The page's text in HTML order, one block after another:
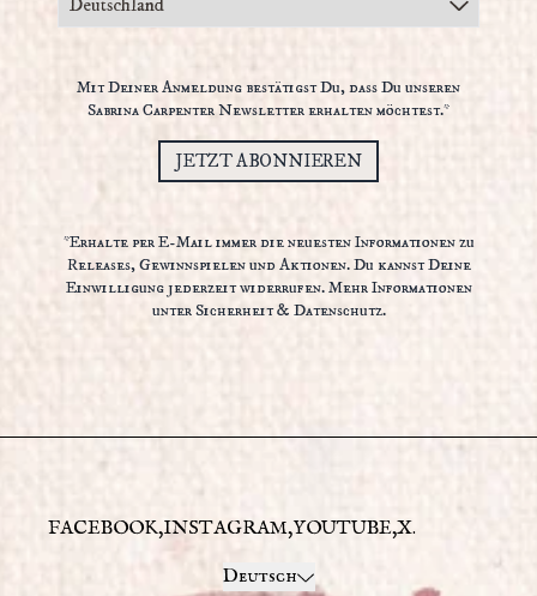
Mit Deiner Anmeldung bestätigst Du, dass Du unseren
Sabrina Carpenter Newsletter erhalten möchtest.*
JETZT ABONNIEREN
*Erhalte per E-Mail immer die neuesten Informationen zu
Releases, Gewinnspielen und Aktionen. Du kannst Deine
Einwilligung jederzeit widerrufen. Mehr Informationen
unterSicherheit & Datenschutz.
FACEBOOK INSTAGRAM YOUTUBE X
Deutsch
Absenden